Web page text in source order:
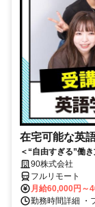
在宅可能な英
＜“自由すぎる”働
90株式会社
フルリモート
月給60,000円～
勤務時間詳細 ・